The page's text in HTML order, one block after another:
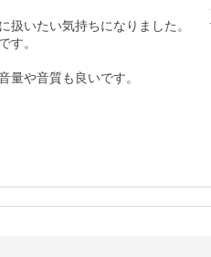
いたい気持ちになりました。
す。
量や音質も良いです。